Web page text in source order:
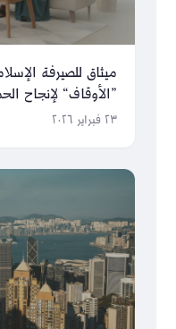
ميثاق للصيرفة
”الأوقاف“ لإنجاح
٢٣ فبراير ٢٠٢٦